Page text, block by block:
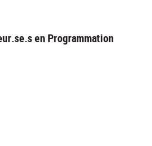
en Programmation